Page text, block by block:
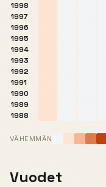
1998
1997
1996
1995
1994
1993
1992
1991
1990
1989
1988
VÄHEMMÄN
Vuodet